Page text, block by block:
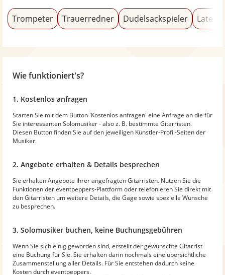
Trompeter Trauerredner Dudelsackspieler
Wie funktioniert's?
1. Kostenlos anfragen
Starten Sie mit dem Button 'Kostenlos anfragen' eine Anfrage an die für
Sie interessanten Solomusiker - also z. B. bestimmte Gitarristen.
Diesen Button finden Sie auf den jeweiligen Künstler-Profil-Seiten der
Musiker.
2. Angebote erhalten & Details besprechen
Sie erhalten Angebote Ihrer angefragten Gitarristen. Nutzen Sie die
Funktionen der eventpeppers-Plattform oder telefonieren Sie direkt mit
den Gitarristen um weitere Details, die Gage sowie spezielle Wünsche
zu besprechen.
3. Solomusiker buchen, keine Buchungsgebühren
Wenn Sie sich einig geworden sind, erstellt der gewünschte Gitarrist
eine Buchung für Sie. Sie erhalten darin nochmals eine übersichtliche
Zusammenstellung aller Details. Für Sie entstehen dadurch keine
Kosten durch eventpeppers.